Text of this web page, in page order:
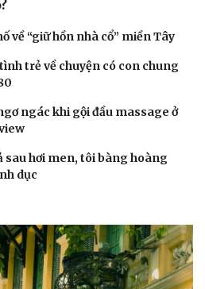
về “giữ hồn nhà cổ” miền Tây
trẻ về chuyện có con chung
ngác khi gội đầu massage ở
sau hơi men, tôi bàng hoàng
dục